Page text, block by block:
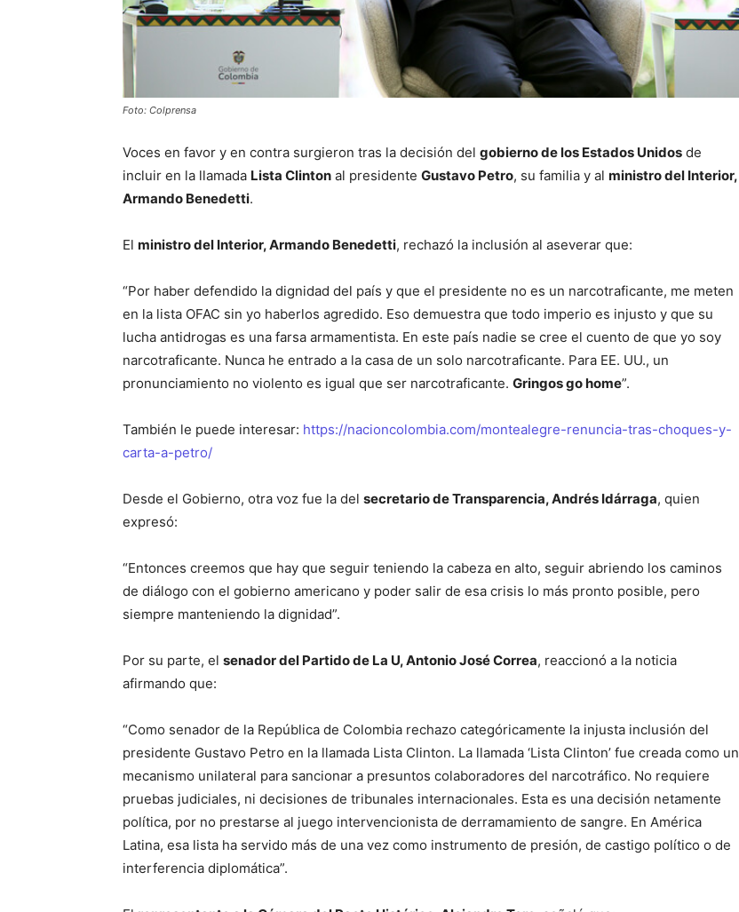
Foto: Colprensa
Voces en favor y en contra surgieron tras la decisión del gobierno de los Estados Unidos de
incluir en la llamada Lista Clinton al presidente Gustavo Petro, su familia y al ministro del Interior,
Armando Benedetti.
El ministro del Interior, Armando Benedetti, rechazó la inclusión al aseverar que:
“Por haber defendido la dignidad del país y que el presidente no es un narcotraficante, me meten
en la lista OFAC sin yo haberlos agredido. Eso demuestra que todo imperio es injusto y que su
lucha antidrogas es una farsa armamentista. En este país nadie se cree el cuento de que yo soy
narcotraficante. Nunca he entrado a la casa de un solo narcotraficante. Para EE. UU., un
pronunciamiento no violento es igual que ser narcotraficante. Gringos go home”.
También le puede interesar: https://nacioncolombia.com/montealegre-renuncia-tras-choques-y-
carta-a-petro/
Desde el Gobierno, otra voz fue la del secretario de Transparencia, Andrés Idárraga, quien
expresó:
“Entonces creemos que hay que seguir teniendo la cabeza en alto, seguir abriendo los caminos
de diálogo con el gobierno americano y poder salir de esa crisis lo más pronto posible, pero
siempre manteniendo la dignidad”.
Por su parte, el senador del Partido de La U, Antonio José Correa, reaccionó a la noticia
afirmando que:
“Como senador de la República de Colombia rechazo categóricamente la injusta inclusión del
presidente Gustavo Petro en la llamada Lista Clinton. La llamada ‘Lista Clinton’ fue creada como un
mecanismo unilateral para sancionar a presuntos colaboradores del narcotráfico. No requiere
pruebas judiciales, ni decisiones de tribunales internacionales. Esta es una decisión netamente
política, por no prestarse al juego intervencionista de derramamiento de sangre. En América
Latina, esa lista ha servido más de una vez como instrumento de presión, de castigo político o de
interferencia diplomática”.